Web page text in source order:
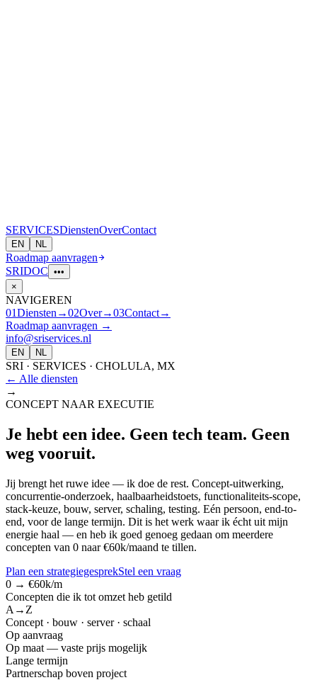
SERVICESDienstenOverContact
EN NL
Roadmap aanvragen
SRIDOC •••
×
NAVIGEREN
01Diensten →02Over→03Contact→
Roadmap aanvragen →
info@sriservices.nl
EN NL
SRI · SERVICES · CHOLULA, MX
← Alle diensten
→
CONCEPT NAAR EXECUTIE
Je hebt een idee. Geen tech team. Geen
weg vooruit.
Jij brengt het ruwe idee — ik doe de rest. Concept-uitwerking,
concurrentie-onderzoek, haalbaarheidstoets, functionaliteits-scope,
stack-keuze, bouw, server, schaling, testing. Eén persoon, end-to-
end, voor de lange termijn. Dit is het werk waar ik écht uit mijn
energie haal — en heb ik goed genoeg gedaan om meerdere
concepten van 0 naar €60k/maand te tillen.
Plan een strategiegesprekStel een vraag
0 → €60k/m
Concepten die ik tot omzet heb getild
A→Z
Concept · bouw · server · schaal
Op aanvraag
Op maat — vaste prijs mogelijk
Lange termijn
Partnerschap boven project